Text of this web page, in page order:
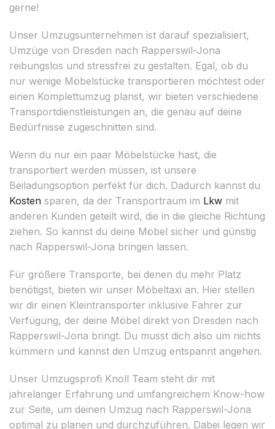
gerne!
Unser Umzugsunternehmen ist darauf spezialisiert,
Umzüge von Dresden nach Rapperswil-Jona
reibungslos und stressfrei zu gestalten. Egal, ob du
nur wenige Möbelstücke transportieren möchtest oder
einen Komplettumzug planst, wir bieten verschiedene
Transportdienstleistungen an, die genau auf deine
Bedürfnisse zugeschnitten sind.
Wenn du nur ein paar Möbelstücke hast, die
transportiert werden müssen, ist unsere
Beiladungsoption perfekt für dich. Dadurch kannst du
Kosten sparen, da der Transportraum im Lkw mit
anderen Kunden geteilt wird, die in die gleiche Richtung
ziehen. So kannst du deine Möbel sicher und günstig
nach Rapperswil-Jona bringen lassen.
Für größere Transporte, bei denen du mehr Platz
benötigst, bieten wir unser Möbeltaxi an. Hier stellen
wir dir einen Kleintransporter inklusive Fahrer zur
Verfügung, der deine Möbel direkt von Dresden nach
Rapperswil-Jona bringt. Du musst dich also um nichts
kümmern und kannst den Umzug entspannt angehen.
Unser Umzugsprofi Knoll Team steht dir mit
jahrelanger Erfahrung und umfangreichem Know-how
zur Seite, um deinen Umzug nach Rapperswil-Jona
optimal zu planen und durchzuführen. Dabei legen wir